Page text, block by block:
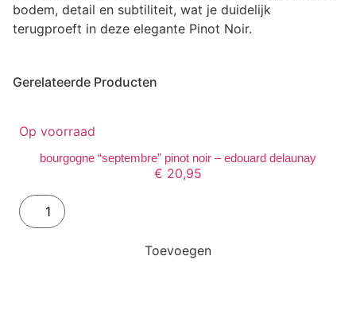
bodem, detail en subtiliteit, wat je duidelijk
terugproeft in deze elegante Pinot Noir.
Gerelateerde Producten
Op voorraad
bourgogne “septembre” pinot noir – edouard delaunay
€ 20,95
Toevoegen